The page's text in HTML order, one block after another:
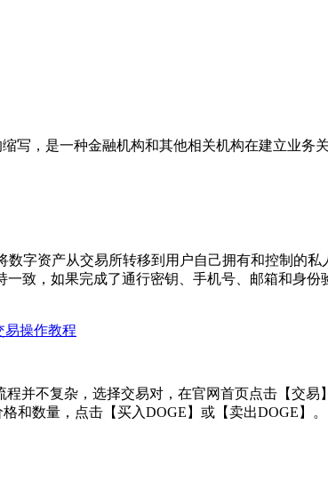
缩写，是一种金融机构和其他相关机构在建立业
数字资产从交易所转移到用户自己拥有和控制的
致，如果完成了通行密钥、手机号、邮箱和身
易操作教程
并不复杂，选择交易对，在官网首页点击【交
和数量，点击【买入DOGE】或【卖出DOGE